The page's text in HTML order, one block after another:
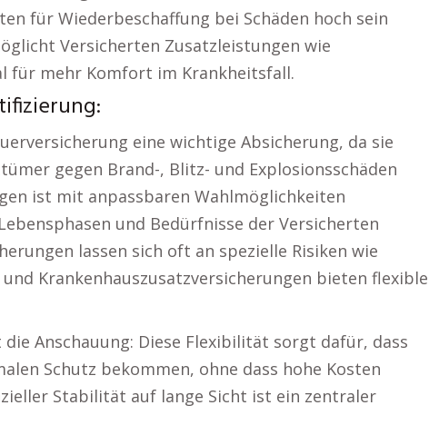
für Wiederbeschaffung bei Schäden hoch sein
Versicherten Zusatzleistungen wie
für mehr Komfort im Krankheitsfall.
eine wichtige Absicherung, da sie
gegen Brand-, Blitz- und Explosionsschäden
ist mit anpassbaren Wahlmöglichkeiten
und Bedürfnisse der Versicherten
lassen sich oft an spezielle Risiken wie
Krankenhauszusatzversicherungen bieten flexible
Anschauung: Diese Flexibilität sorgt dafür, dass
Schutz bekommen, ohne dass hohe Kosten
Stabilität auf lange Sicht ist ein zentraler